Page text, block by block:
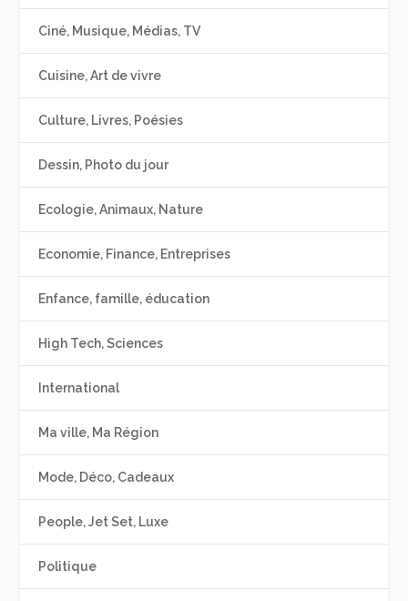
Ciné, Musique, Médias, TV
Cuisine, Art de vivre
Culture, Livres, Poésies
Dessin, Photo du jour
Ecologie, Animaux, Nature
Economie, Finance, Entreprises
Enfance, famille, éducation
High Tech, Sciences
International
Ma ville, Ma Région
Mode, Déco, Cadeaux
People, Jet Set, Luxe
Politique